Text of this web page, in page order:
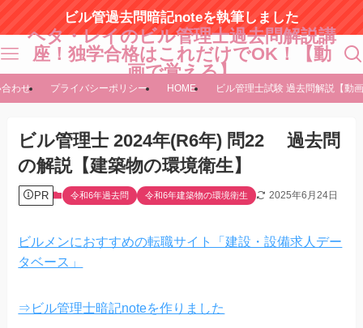
ビル管過去問暗記noteを執筆しました
ヘタ・レイのビル管理士過去問解説講
座！独学合格はこれだけでOK！【動
画で覚える】
わせ プライバシーポリシー HOME ビル管理士試験 過去問解説【動
ビル管理士 2024年(R6年) 問22 過去問
の解説【建築物の環境衛生】
PR 令和6年過去問 令和6年建築物の環境衛生 2025年6月24日
ビルメンにおすすめの転職サイト「建設・設備求人デー
タベース」
⇒ビル管理士暗記noteを作りました